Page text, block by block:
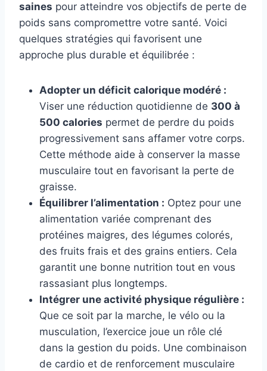
saines pour atteindre vos objectifs de perte de
poids sans compromettre votre santé. Voici
quelques stratégies qui favorisent une
approche plus durable et équilibrée :
Adopter un déficit calorique modéré :
Viser une réduction quotidienne de 300 à
500 calories permet de perdre du poids
progressivement sans affamer votre corps.
Cette méthode aide à conserver la masse
musculaire tout en favorisant la perte de
graisse.
Équilibrer l’alimentation : Optez pour une
alimentation variée comprenant des
protéines maigres, des légumes colorés,
des fruits frais et des grains entiers. Cela
garantit une bonne nutrition tout en vous
rassasiant plus longtemps.
Intégrer une activité physique régulière :
Que ce soit par la marche, le vélo ou la
musculation, l’exercice joue un rôle clé
dans la gestion du poids. Une combinaison
de cardio et de renforcement musculaire